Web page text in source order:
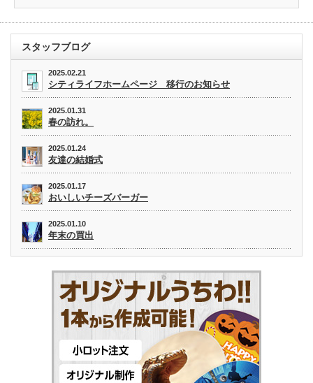
スタッフブログ
2025.02.21
シティライフホームページ 移行のお知らせ
2025.01.31
春の訪れ。
2025.01.24
友達の結婚式
2025.01.17
おいしいチーズバーガー
2025.01.10
年末の買出